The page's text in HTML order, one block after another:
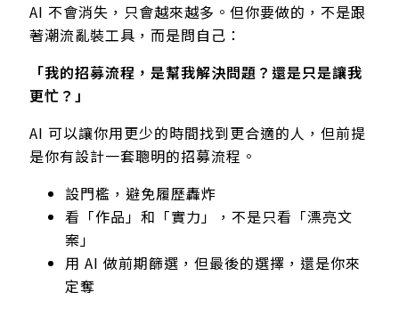
AI 不會消失，只會越來越多。但你要做的，不是跟
著潮流亂裝工具，而是問自己：
「我的招募流程，是幫我解決問題？還是只是讓我
更忙？」
AI 可以讓你用更少的時間找到更合適的人，但前提
是你有設計一套聰明的招募流程。
設門檻，避免履歷轟炸
看「作品」和「實力」，不是只看「漂亮文
案」
用 AI 做前期篩選，但最後的選擇，還是你來
定奪